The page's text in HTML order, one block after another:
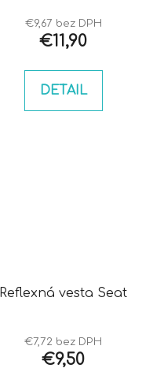
€9,67 bez DPH
€11,90
DETAIL
Reflexná vesta Seat
€7,72 bez DPH
€9,50